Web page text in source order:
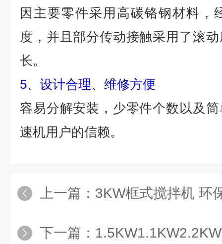
因主要零件采用高碳铬钢材料，
度，并且部分传动接触采用了滚
长。
5、设计合理、维修方便
容易分解安装，少零件个数以及
速机用户的信赖。
上一篇： 3KW框式搅拌机 环
下一篇：